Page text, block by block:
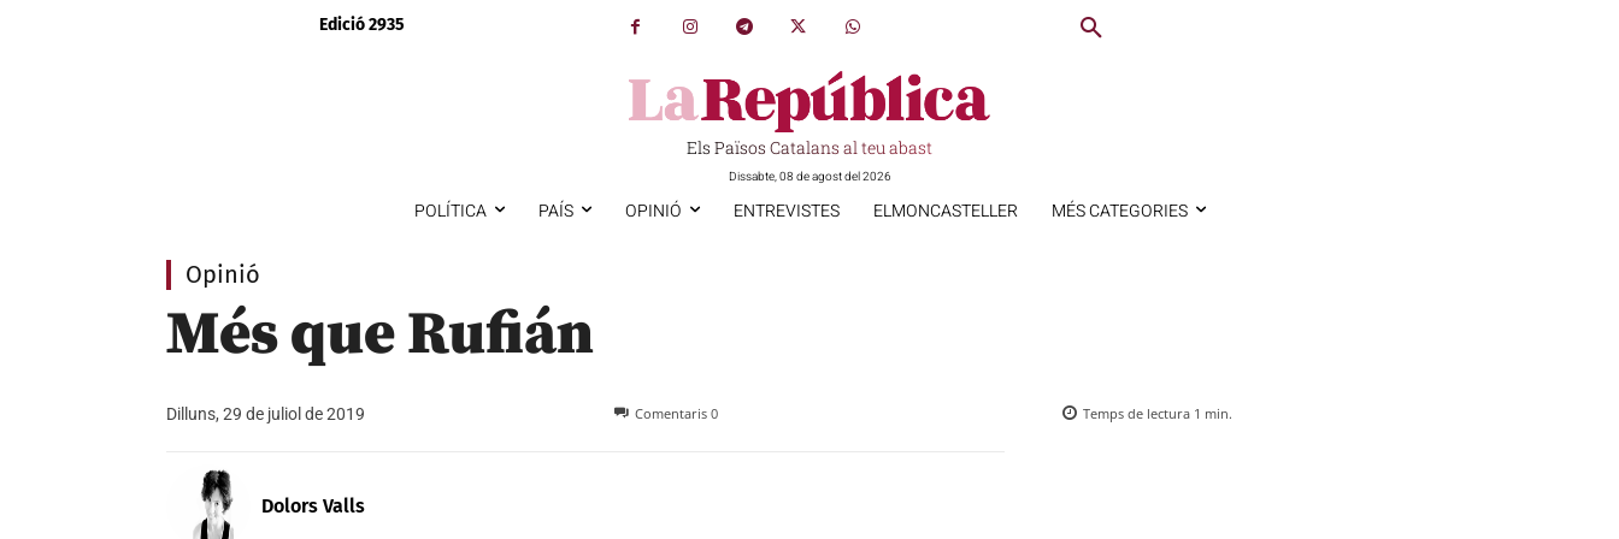
Edició 2935
Els Països Catalans al teu abast
Dissabte, 08 de agost del 2026
POLÍTICA PAÍS OPINIÓ ENTREVISTES ELMONCASTELLER MÉS CATEGORIES
Opinió
Més que Rufián
Dilluns, 29 de juliol de 2019 Comentaris 0 Temps de lectura 1 min.
Dolors Valls